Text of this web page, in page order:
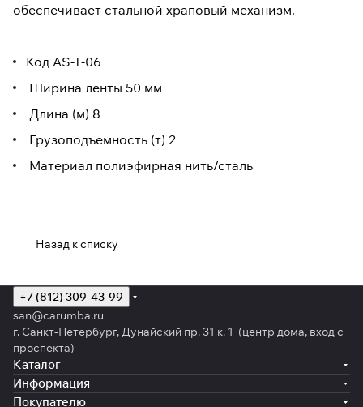
обеспечивает стальной храповый механизм.
Код AS-T-06
Ширина ленты 50 мм
Длина (м) 8
Грузоподъемность (т) 2
Материал полиэфирная нить/сталь
Назад к списку
+7 (812) 309-43-99
san@carumba.ru
г. Санкт-Петербург, Дунайский пр. 31 к. 1 (центр дома, вход с
проспекта)
Каталог
Информация
Покупателю